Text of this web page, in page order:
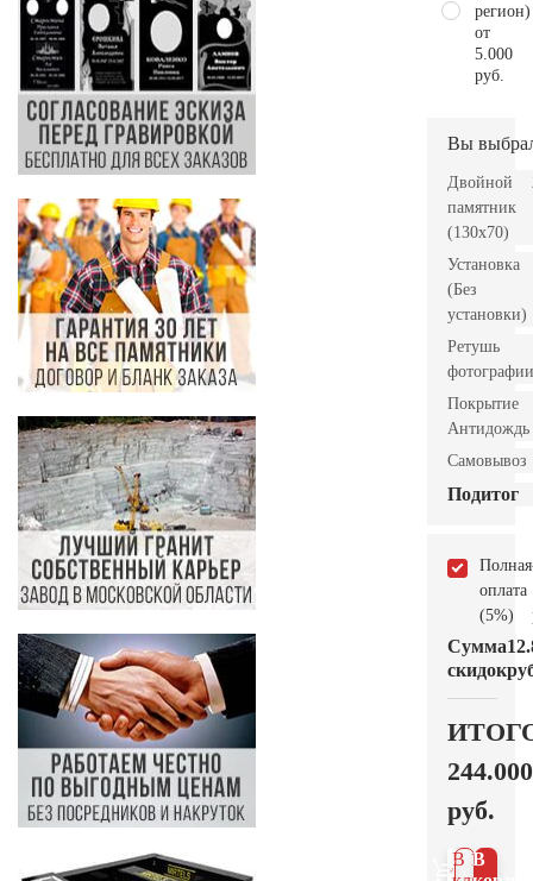
регион)
от
5.000
руб.
Вы
Двойной
памятник
(130х70)
Установка
(Без
установки)
Ретушь
фотографии
Покрытие
Антидождь
Самовывоз
Подитог
Полная
оплата
(5%)
Сумма
скидок
244.000
руб.
В
В 1